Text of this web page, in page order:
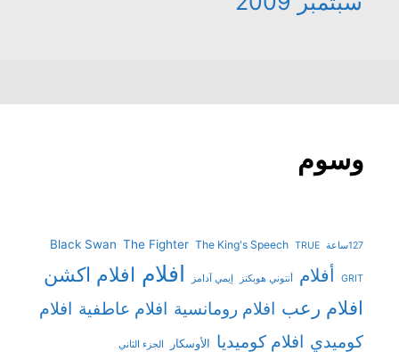
وسوم
127ساعة Black Swan The Fighter The King's Speech TRUE
GRIT أفلام أنتوني هوبكنز إيمي آدامز افلام افلام اكشن
افلام رعب افلام رومانسية افلام عاطفية افلام
كوميدي افلام كوميديا الأوسكار الجزء الثاني